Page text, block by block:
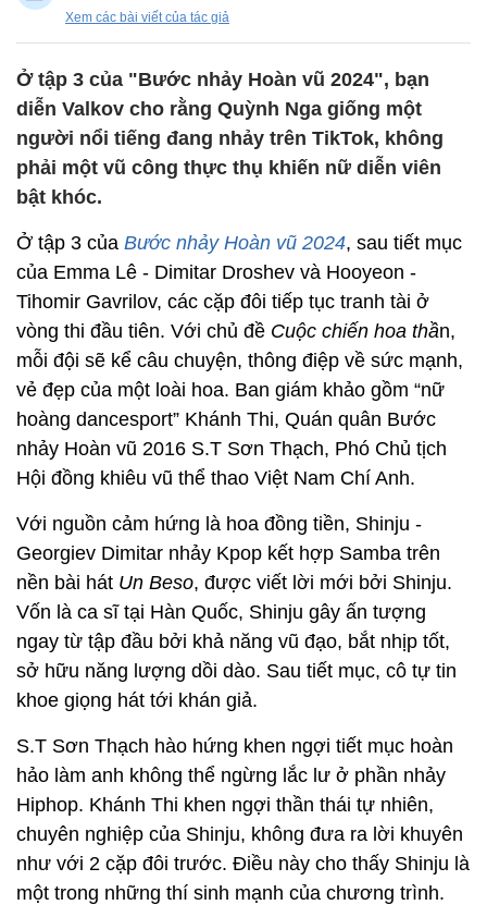
Xem các bài viết của tác giả
Ở tập 3 của "Bước nhảy Hoàn vũ 2024", bạn
diễn Valkov cho rằng Quỳnh Nga giống một
người nổi tiếng đang nhảy trên TikTok, không
phải một vũ công thực thụ khiến nữ diễn viên
bật khóc.
Ở tập 3 của Bước nhảy Hoàn vũ 2024, sau tiết mục
của Emma Lê - Dimitar Droshev và Hooyeon -
Tihomir Gavrilov, các cặp đôi tiếp tục tranh tài ở
vòng thi đầu tiên. Với chủ đề Cuộc chiến hoa thần,
mỗi đội sẽ kể câu chuyện, thông điệp về sức mạnh,
vẻ đẹp của một loài hoa. Ban giám khảo gồm “nữ
hoàng dancesport” Khánh Thi, Quán quân Bước
nhảy Hoàn vũ 2016 S.T Sơn Thạch, Phó Chủ tịch
Hội đồng khiêu vũ thể thao Việt Nam Chí Anh.
Với nguồn cảm hứng là hoa đồng tiền, Shinju -
Georgiev Dimitar nhảy Kpop kết hợp Samba trên
nền bài hát Un Beso, được viết lời mới bởi Shinju.
Vốn là ca sĩ tại Hàn Quốc, Shinju gây ấn tượng
ngay từ tập đầu bởi khả năng vũ đạo, bắt nhịp tốt,
sở hữu năng lượng dồi dào. Sau tiết mục, cô tự tin
khoe giọng hát tới khán giả.
S.T Sơn Thạch hào hứng khen ngợi tiết mục hoàn
hảo làm anh không thể ngừng lắc lư ở phần nhảy
Hiphop. Khánh Thi khen ngợi thần thái tự nhiên,
chuyên nghiệp của Shinju, không đưa ra lời khuyên
như với 2 cặp đôi trước. Điều này cho thấy Shinju là
một trong những thí sinh mạnh của chương trình.